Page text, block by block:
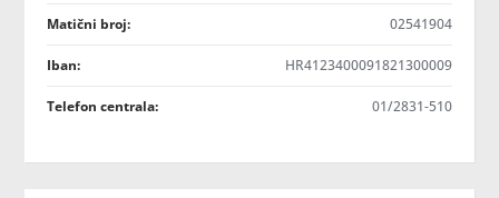
Matični broj: 02541904
Iban: HR4123400091821300009
Telefon centrala: 01/2831-510